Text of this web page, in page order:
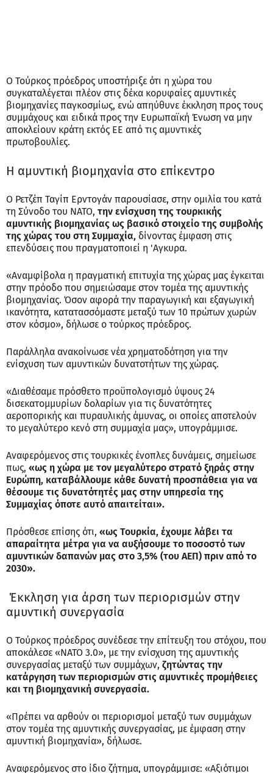
Ο Τούρκος πρόεδρος υποστήριξε ότι η χώρα του
συγκαταλέγεται πλέον στις δέκα κορυφαίες αμυντικές
βιομηχανίες παγκοσμίως, ενώ απηύθυνε έκκληση προς τους
συμμάχους και ειδικά προς την Ευρωπαϊκή Ένωση να μην
αποκλείουν κράτη εκτός ΕΕ από τις αμυντικές
πρωτοβουλίες.
Η αμυντική βιομηχανία στο επίκεντρο
Ο Ρετζέπ Ταγίπ Ερντογάν παρουσίασε, στην ομιλία του κατά
τη Σύνοδο του ΝΑΤΟ, την ενίσχυση της τουρκικής
αμυντικής βιομηχανίας ως βασικό στοιχείο της συμβολής
της χώρας του στη Συμμαχία, δίνοντας έμφαση στις
επενδύσεις που πραγματοποιεί η 'Αγκυρα.
«Αναμφίβολα η πραγματική επιτυχία της χώρας μας έγκειται
στην πρόοδο που σημειώσαμε στον τομέα της αμυντικής
βιομηχανίας. Όσον αφορά την παραγωγική και εξαγωγική
ικανότητα, κατατασσόμαστε μεταξύ των 10 πρώτων χωρών
στον κόσμο», δήλωσε ο τούρκος πρόεδρος.
Παράλληλα ανακοίνωσε νέα χρηματοδότηση για την
ενίσχυση των αμυντικών δυνατοτήτων της χώρας.
«Διαθέσαμε πρόσθετο προϋπολογισμό ύψους 24
δισεκατομμυρίων δολαρίων για τις δυνατότητες
αεροπορικής και πυραυλικής άμυνας, οι οποίες αποτελούν
το μεγαλύτερο κενό στη συμμαχία μας», υπογράμμισε.
Αναφερόμενος στις τουρκικές ένοπλες δυνάμεις, σημείωσε
πως, «ως η χώρα με τον μεγαλύτερο στρατό ξηράς στην
Ευρώπη, καταβάλλουμε κάθε δυνατή προσπάθεια για να
θέσουμε τις δυνατότητές μας στην υπηρεσία της
Συμμαχίας όποτε αυτό απαιτείται».
Πρόσθεσε επίσης ότι, «ως Τουρκία, έχουμε λάβει τα
απαραίτητα μέτρα για να αυξήσουμε το ποσοστό των
αμυντικών δαπανών μας στο 3,5% (του ΑΕΠ) πριν από το
2030».
Έκκληση για άρση των περιορισμών στην
αμυντική συνεργασία
Ο Τούρκος πρόεδρος συνέδεσε την επίτευξη του στόχου, που
αποκάλεσε «ΝΑΤΟ 3.0», με την ενίσχυση της αμυντικής
συνεργασίας μεταξύ των συμμάχων, ζητώντας την
κατάργηση των περιορισμών στις αμυντικές προμήθειες
και τη βιομηχανική συνεργασία.
«Πρέπει να αρθούν οι περιορισμοί μεταξύ των συμμάχων
στον τομέα της αμυντικής συνεργασίας, με έμφαση στην
αμυντική βιομηχανία», δήλωσε.
Αναφερόμενος στο ίδιο ζήτημα, υπογράμμισε: «Αξιότιμοι